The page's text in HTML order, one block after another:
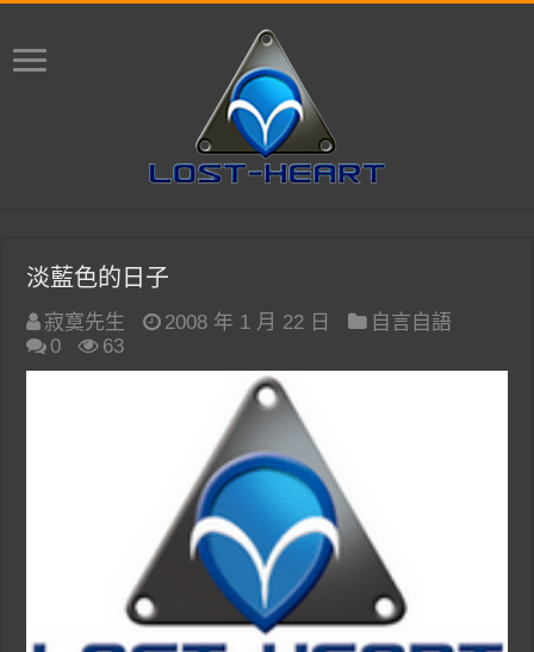
淡藍色的日子
寂寞先生 2008 年 1 月 22 日
自言自語
0
63